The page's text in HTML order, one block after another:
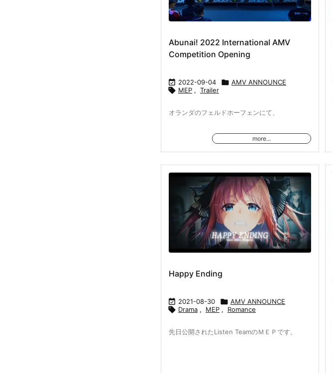
Abunai! 2022 International AMV
Competition Opening
 2022-09-04  AMV ANNOUNCE
 MEP , Trailer
オランダのフェルドホーフェンにて、
more...
Happy Ending
 2021-08-30  AMV ANNOUNCE
 Drama , MEP , Romance
先日公開されたListen TeamのＭＥＰです。